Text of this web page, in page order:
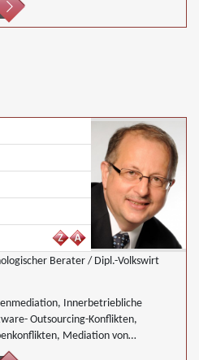
Mediation von
in der Wohnungswirtschaft,
Berater / Dipl.-Volkswirt
Innerbetriebliche
Outsourcing-Konflikten,
Mediation von
Wirtschaftsmediation